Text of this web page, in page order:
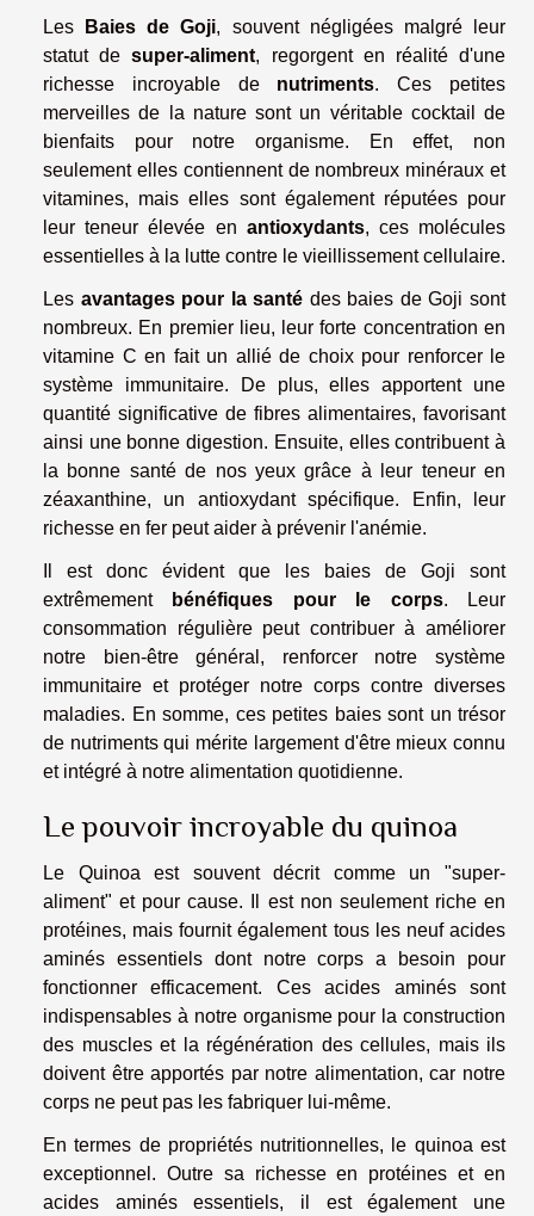
Les Baies de Goji, souvent négligées malgré leur
statut desuper-aliment, regorgent en réalité d'une
richesse incroyable de nutriments. Ces petites
merveilles de la nature sont un véritable cocktail de
bienfaits pour notre organisme. En effet, non
seulement elles contiennent de nombreux minéraux et
vitamines, mais elles sont également réputées pour
leur teneur élevée en antioxydants, ces molécules
essentielles à la lutte contre le vieillissement cellulaire.
Les avantages pour la santé des baies de Goji sont
nombreux. En premier lieu, leur forte concentration en
vitamine C en fait un allié de choix pour renforcer le
système immunitaire. De plus, elles apportent une
quantité significative de fibres alimentaires, favorisant
ainsi une bonne digestion. Ensuite, elles contribuent à
la bonne santé de nos yeux grâce à leur teneur en
zéaxanthine, un antioxydant spécifique. Enfin, leur
richesse en fer peut aider à prévenir l'anémie.
Il est donc évident que les baies de Goji sont
extrêmement
bénéfiques pour le corps. Leur
consommation régulière peut contribuer à améliorer
notre bien-être général, renforcer notre système
immunitaire et protéger notre corps contre diverses
maladies. En somme, ces petites baies sont un trésor
de nutriments qui mérite largement d'être mieux connu
et intégré à notre alimentation quotidienne.
Le pouvoir incroyable du quinoa
Le Quinoa est souvent décrit comme un "super-
aliment" et pour cause. Il est non seulement riche en
protéines, mais fournit également tous les neuf acides
aminés essentiels dont notre corps a besoin pour
fonctionner efficacement. Ces acides aminés sont
indispensables à notre organisme pour la construction
des muscles et la régénération des cellules, mais ils
doivent être apportés par notre alimentation, car notre
corps ne peut pas les fabriquer lui-même.
En termes de propriétés nutritionnelles, le quinoa est
exceptionnel. Outre sa richesse en protéines et en
acides aminés essentiels, il est également une